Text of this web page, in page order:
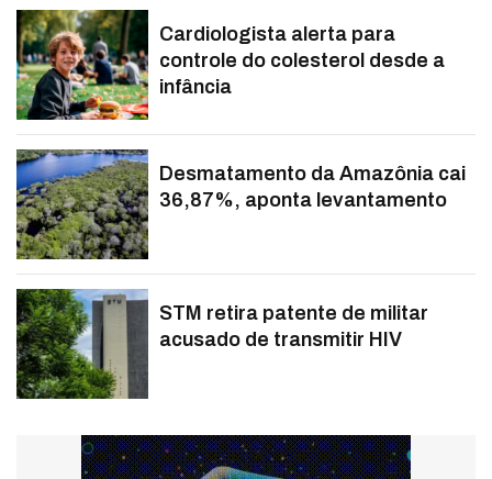
Cardiologista alerta para
controle do colesterol desde a
infância
Desmatamento da Amazônia cai
36,87%, aponta levantamento
STM retira patente de militar
acusado de transmitir HIV